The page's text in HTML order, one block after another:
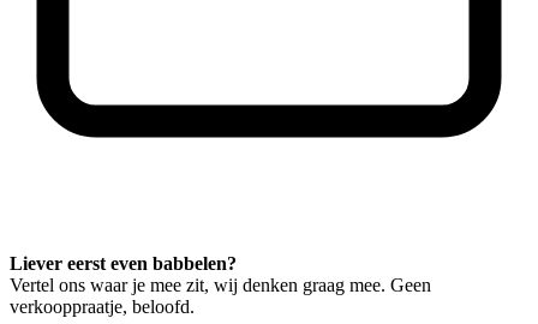
Liever eerst even babbelen?
Vertel ons waar je mee zit, wij denken graag mee. Geen
verkooppraatje, beloofd.